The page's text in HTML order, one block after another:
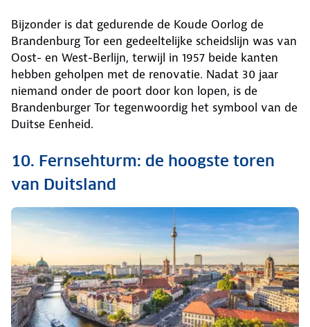
Bijzonder is dat gedurende de Koude Oorlog de
Brandenburg Tor een gedeeltelijke scheidslijn was van
Oost- en West-Berlijn, terwijl in 1957 beide kanten
hebben geholpen met de renovatie. Nadat 30 jaar
niemand onder de poort door kon lopen, is de
Brandenburger Tor tegenwoordig het symbool van de
Duitse Eenheid.
10. Fernsehturm: de hoogste toren
van Duitsland